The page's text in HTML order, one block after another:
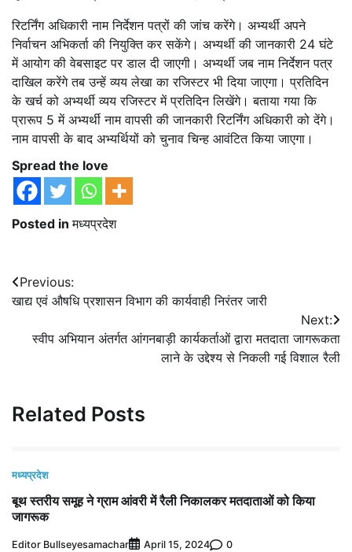
रिटर्निंग अधिकारी नाम निर्देशन पत्रों की जांच करेंगे। अभ्यर्थी अपने
निर्वाचन अभिकर्ता की नियुक्ति कर सकेंगे। अभ्यर्थी की जानकारी 24 घंटे
में आयोग की वेबसाइट पर डाल दी जाएगी। अभ्यर्थी जब नाम निर्देशन पत्र
दाखिल करेंगे तब उन्हें व्यय लेखा का रजिस्टर भी दिया जाएगा। प्रतिदिन
के खर्च को अभ्यर्थी व्यय रजिस्टर में प्रतिदिन लिखेंगे। बताया गया कि
प्रारूप 5 में अभ्यर्थी नाम वापसी की जानकारी रिटर्निंग अधिकारी को देंगे।
नाम वापसी के बाद अभ्यर्थियों को चुनाव चिन्ह आवंटित किया जाएगा।
Spread the love
Posted inमध्यप्रदेश
Post
navigation
Previous:
खाद्य एवं औषधि प्रशासन विभाग की कार्यवाही निरंतर जारी
Next:
स्वीप अभियान अंतर्गत आंगनबाड़ी कार्यकर्ताओं द्वारा मतदाता जागरूकता
लाने के उद्देश्य से निकली गई विशाल रैली
Related Posts
मध्यप्रदेश
बूथ स्तरीय समूह ने ग्राम आंवरी में रैली निकालकर मतदाताओं को किया
जागरूक
Editor Bullseyesamachar April 15, 2024 0